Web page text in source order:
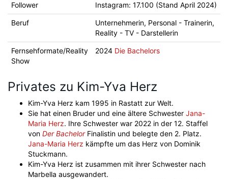
Follower Instagram: 17.100 (Stand April 2024)
Beruf
Unternehmerin, Personal - Trainerin,
Reality - TV - Darstellerin
Fernsehformate/Reality
Show
2024 Die Bachelors
Privates zu Kim-Yva Herz
Kim-Yva Herz kam 1995 in Rastatt zur Welt.
Sie hat einen Bruder und eine ältere Schwester Jana-
Maria Herz. Ihre Schwester war 2022 in der 12. Staffel
von Der BachelorFinalistin und belegte den 2. Platz.
Jana-Maria Herz kämpfte um das Herz von Dominik
Stuckmann.
Kim-Yva Herz ist zusammen mit ihrer Schwester nach
Marbella ausgewandert.